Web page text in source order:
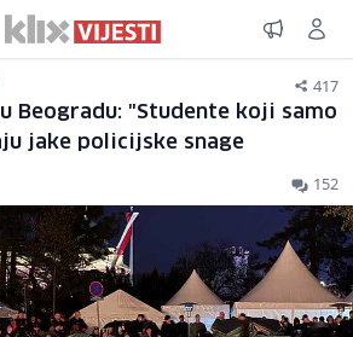
417
Beogradu: "Studente koji samo
jake policijske snage
152